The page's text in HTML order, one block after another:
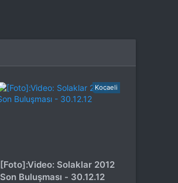
Kocaeli
[Foto]:Video: Solaklar 2012
Son Buluşması - 30.12.12